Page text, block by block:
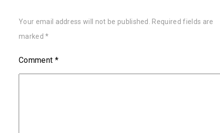
Your email address will not be published.
Required fields are
marked*
Comment *